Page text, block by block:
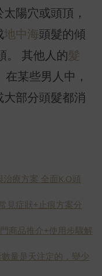
陽穴或頭頂，
地中海頭髮的傾
。 其他人的髮
在某些男人中，
部分頭髮都消
療方案 全面K.O頭
見症狀+止痕方案分
商品推介+使用步驟解
量是天注定的，變少